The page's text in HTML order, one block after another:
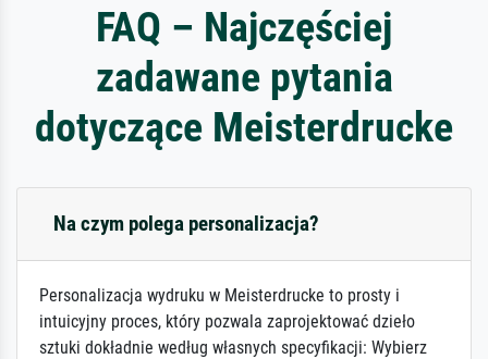
FAQ – Najczęściej
zadawane pytania
dotyczące Meisterdrucke
Na czym polega personalizacja?
Personalizacja wydruku w Meisterdrucke to prosty i
intuicyjny proces, który pozwala zaprojektować dzieło
sztuki dokładnie według własnych specyfikacji: Wybierz